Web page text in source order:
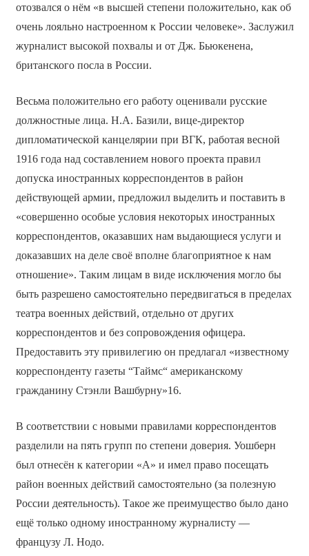
отозвался о нём «в высшей степени положительно, как об
очень лояльно настроенном к России человеке». Заслужил
журналист высокой похвалы и от Дж. Бьюкенена,
британского посла в России.
Весьма положительно его работу оценивали русские
должностные лица. Н.А. Базили, вице-директор
дипломатической канцелярии при ВГК, работая весной
1916 года над составлением нового проекта правил
допуска иностранных корреспондентов в район
действующей армии, предложил выделить и поставить в
«совершенно особые условия некоторых иностранных
корреспондентов, оказавших нам выдающиеся услуги и
доказавших на деле своё вполне благоприятное к нам
отношение». Таким лицам в виде исключения могло бы
быть разрешено самостоятельно передвигаться в пределах
театра военных действий, отдельно от других
корреспондентов и без сопровождения офицера.
Предоставить эту привилегию он предлагал «известному
корреспонденту газеты “Таймс“ американскому
гражданину Стэнли Вашбурну»16.
В соответствии с новыми правилами корреспондентов
разделили на пять групп по степени доверия. Уошберн
был отнесён к категории «А» и имел право посещать
район военных действий самостоятельно (за полезную
России деятельность). Такое же преимущество было дано
ещё только одному иностранному журналисту —
французу Л. Нодо.